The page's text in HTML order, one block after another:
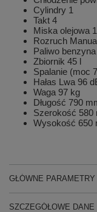
Cylindry 1
Takt 4
Miska olejowa
Rozruch
Paliwo benzyna
Zbiornik 45 l
Spalanie (moc
Hałas Lwa 96
Waga 97 kg
Długość 790
Szerokość 580
Wysokość 650
GŁÓWNE PARAMETRY
SZCZEGÓŁOWE DANE